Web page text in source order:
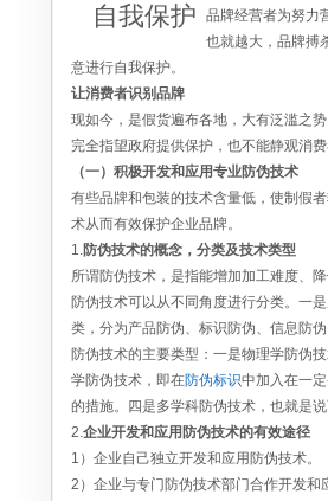
自我保护
品牌经营者为努力
也就越大，品牌搏
意进行自我保护。
让消费者识别品牌
现如今，是假货遍布各地，大有泛滥之
完全指望政府提供保护，也不能静观消
（一）积极开发和应用专业防伪技术
有些品牌和包装的技术含量低，使制假
术从而有效保护企业品牌。
1.防伪技术的概念，分类及技术类型
所谓防伪技术，是指能增加加工难度、
防伪技术可以从不同角度进行分类。一
类，分为产品防伪、标识防伪、信息防
防伪技术的主要类型：一是物理学防伪
学防伪技术，即在防伪标识中加入在一
的措施。四是多学科防伪技术，也就是
2.企业开发和应用防伪技术的有效途径
1）企业自己独立开发和应用防伪技术。
2）企业与专门防伪技术部门合作开发和